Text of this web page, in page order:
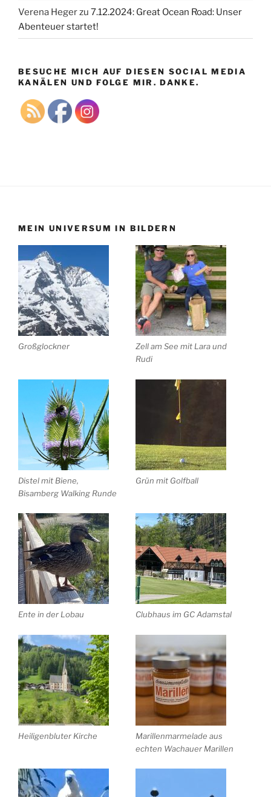
Verena Hegerzu 7.12.2024: Great Ocean Road: Unser
Abenteuer startet!
BESUCHE MICH AUF DIESEN SOCIAL MEDIA
KANÄLEN UND FOLGE MIR. DANKE.
MEIN UNIVERSUM IN BILDERN
Großglockner
Zell am See mit Lara und
Rudi
Distel mit Biene,
Bisamberg Walking Runde
Grün mit Golfball
Ente in der Lobau Clubhaus im GC Adamstal
Heiligenbluter Kirche
Marillenmarmelade aus
echten Wachauer Marillen